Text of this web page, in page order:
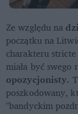
Ze względu na
początku na
charakteru
miała być swego
opozycjonisty.
poszkodowany,
"bandyckim